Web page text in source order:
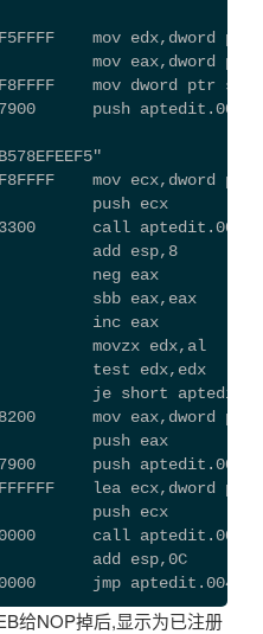
mov edx,dword
mov eax,dword
mov dword ptr
push
mov ecx,dword
push ecx
call
add esp,8
neg eax
sbb eax,eax
inc eax
movzx edx,al
test edx,edx
je short
mov eax,dword
push eax
push
lea ecx,dword
push ecx
call
add esp,0C
jmp
给NOP掉后,显示为已注册